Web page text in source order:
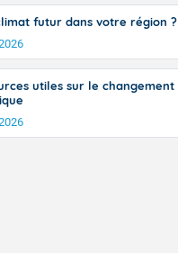
futur dans votre région ?
utiles sur le changement